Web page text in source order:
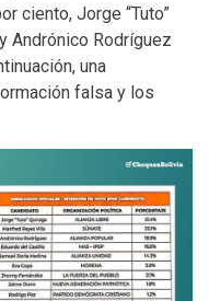
ciento, Jorge “Tuto”
Andrónico Rodríguez
una
falsa y los